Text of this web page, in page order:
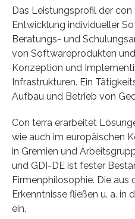
Das Leistungsprofil der
Entwicklung individueller
Beratungs- und
von Softwareprodukten
Konzeption und
Infrastrukturen. Ein
Aufbau und Betrieb von
Con terra erarbeitet
wie auch im europäischen
in Gremien und
und GDI-DE ist fester
Firmenphilosophie. Die aus
Erkenntnisse fließen u. a. in
ein.